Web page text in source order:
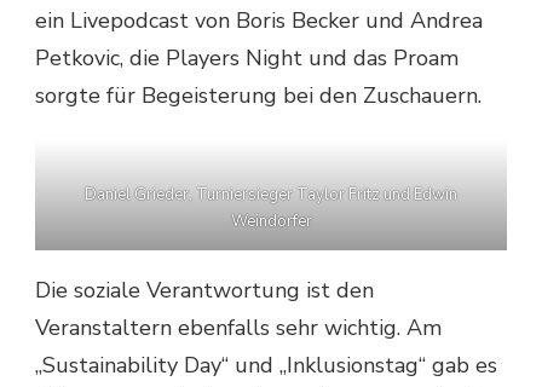
ein Livepodcast von Boris Becker und Andrea
Petkovic, die Players Night und das Proam
sorgte für Begeisterung bei den Zuschauern.
Daniel Grieder, Turniersieger Taylor Fritz und Edwin
Weindorfer
Die soziale Verantwortung ist den
Veranstaltern ebenfalls sehr wichtig. Am
„Sustainability Day“ und „Inklusionstag“ gab es